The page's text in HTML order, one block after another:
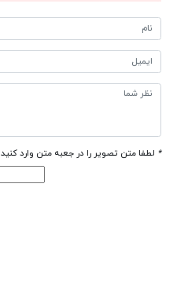
* لطفا متن تصویر را در جعبه متن وارد کنید